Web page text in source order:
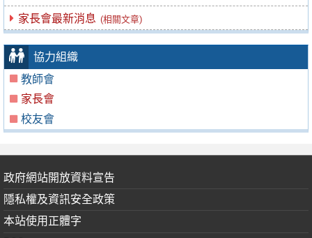
家長會最新消息 (相關文章)
協力組織
教師會
家長會
校友會
政府網站開放資料宣告
隱私權及資訊安全政策
本站使用正體字